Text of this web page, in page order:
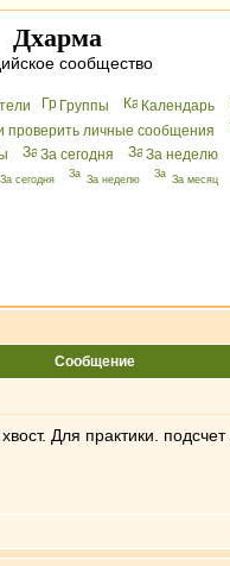
Дхарма
сообщество
Группы Календарь
проверить личные сообщения
За сегодня За неделю
За сегодня За неделю За месяц
Сообщение
Для практики. подсчет